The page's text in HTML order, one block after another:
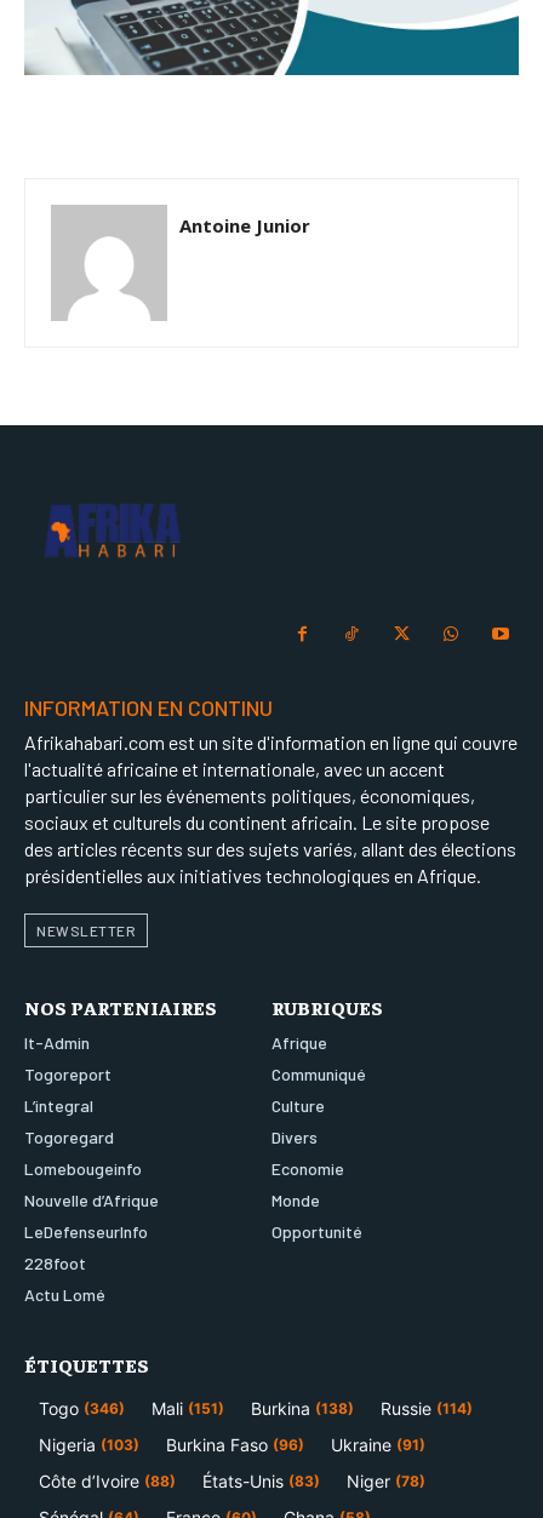
Antoine Junior
INFORMATION EN CONTINU
Afrikahabari.com est un site d'information en ligne qui couvre
l'actualité africaine et internationale, avec un accent
particulier sur les événements politiques, économiques,
sociaux et culturels du continent africain. Le site propose
des articles récents sur des sujets variés, allant des élections
présidentielles aux initiatives technologiques en Afrique.
NEWSLETTER
NOS PARTENIAIRES
It-Admin
Togoreport
L’integral
Togoregard
Lomebougeinfo
Nouvelle d’Afrique
LeDefenseurInfo
228foot
Actu Lomé
RUBRIQUES
Afrique
Communiqué
Culture
Divers
Economie
Monde
Opportunité
ÉTIQUETTES
Togo (346) Mali (151) Burkina (138) Russie (114)
Nigeria (103) Burkina Faso (96) Ukraine (91)
Côte d’Ivoire (88) États-Unis (83) Niger (78)